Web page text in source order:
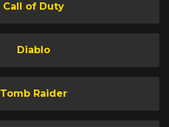
Call of Duty
Diablo
Tomb Raider